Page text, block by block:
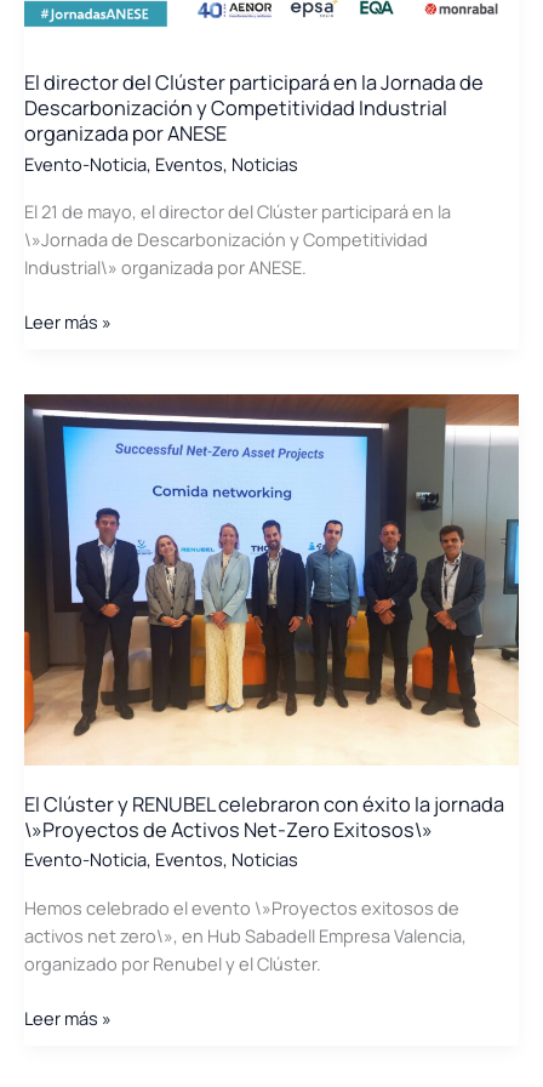
–
IWA
El director del Clúster participará en la Jornada de
Descarbonización y Competitividad Industrial
organizada por ANESE
Evento-Noticia, Eventos, Noticias
El 21 de mayo, el director del Clúster participará en la
\»Jornada de Descarbonización y Competitividad
Industrial\» organizada por ANESE.
El
Clúster
participará
Jornada
Descarbonización
Competitividad
Industrial
organizada
por
ANESE
Leer más »
El Clúster y RENUBEL celebraron con éxito la jornada
\»Proyectos de Activos Net-Zero Exitosos\»
Evento-Noticia, Eventos, Noticias
Hemos celebrado el evento \»Proyectos exitosos de
activos net zero\», en Hub Sabadell Empresa Valencia,
organizado por Renubel y el Clúster.
El
Leer más »